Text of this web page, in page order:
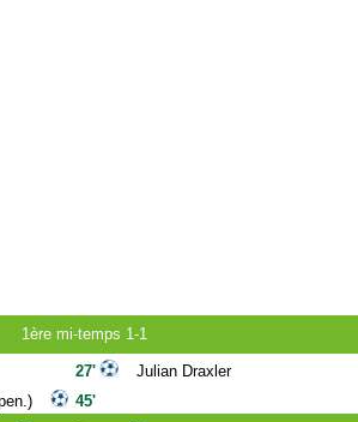
1ère mi-temps 1-1
27'
45'
Julian Draxler